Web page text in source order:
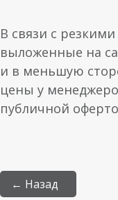
В связи с
выложенные на
и в меньшую
цены у
публичной
← Назад